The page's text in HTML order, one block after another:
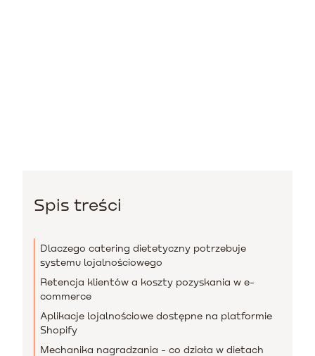
Spis treści
Dlaczego catering dietetyczny potrzebuje
systemu lojalnościowego
Retencja klientów a koszty pozyskania w e-
commerce
Aplikacje lojalnościowe dostępne na platformie
Shopify
Mechanika nagradzania - co działa w dietach